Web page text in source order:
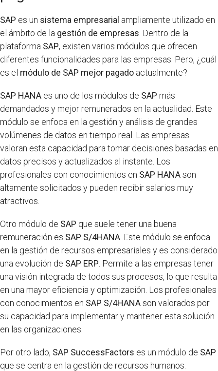
SAP es un sistema empresarial ampliamente utilizado en
el ámbito de la gestión de empresas . Dentro de la
plataforma SAP, existen varios módulos que ofrecen
diferentes funcionalidades para las empresas. Pero, ¿cuál
es el módulo de SAP mejor pagado actualmente?
SAP HANA es uno de los módulos de SAP más
demandados y mejor remunerados en la actualidad. Este
módulo se enfoca en la gestión y análisis de grandes
volúmenes de datos en tiempo real. Las empresas
valoran esta capacidad para tomar decisiones basadas en
datos precisos y actualizados al instante. Los
profesionales con conocimientos en SAP HANAson
altamente solicitados y pueden recibir salarios muy
atractivos.
Otro módulo de SAP que suele tener una buena
remuneración es SAP S/4HANA . Este módulo se enfoca
en la gestión de recursos empresariales y es considerado
una evolución de SAP ERP . Permite a las empresas tener
una visión integrada de todos sus procesos, lo que resulta
en una mayor eficiencia y optimización. Los profesionales
con conocimientos en SAP S/4HANAson valorados por
su capacidad para implementar y mantener esta solución
en las organizaciones.
Por otro lado, SAP SuccessFactors es un módulo de SAP
que se centra en la gestión de recursos humanos.